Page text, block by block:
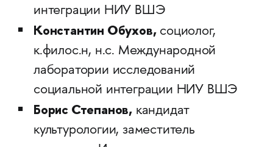
интеграции НИУ ВШЭ
Константин Обухов,социолог,
к.филос.н, н.с. Международной
лаборатории исследований
социальной интеграции НИУ ВШЭ
Борис Степанов,кандидат
культурологии, заместитель